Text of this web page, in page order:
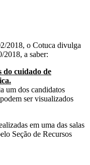
2018, o Cotuca divulga
2018, a saber:
do cuidado de
um dos candidatos
ser visualizados
em uma das salas
Seção de Recursos